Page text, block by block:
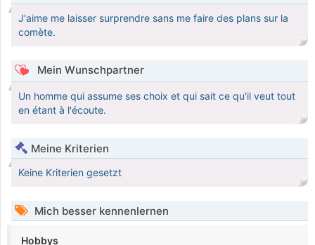
J'aime me laisser surprendre sans me faire des plans sur la
comète.
Mein Wunschpartner
Un homme qui assume ses choix et qui sait ce qu'il veut tout
en étant à l'écoute.
Meine Kriterien
Keine Kriterien gesetzt
Mich besser kennenlernen
Hobbys